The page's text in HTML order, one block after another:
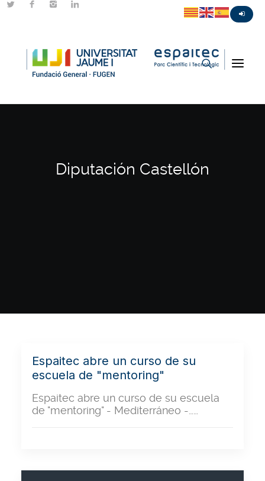
Diputación Castellón
Espaitec abre un curso de su
escuela de "mentoring"
Espaitec abre un curso de su escuela
de "mentoring" - Mediterráneo -……